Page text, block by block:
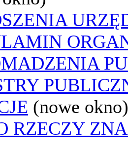
(nowe okno)
RZECZY